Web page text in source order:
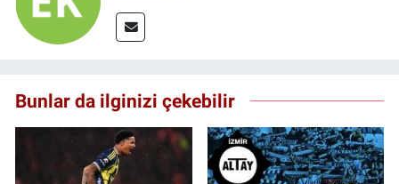
Bunlar da ilginizi çekebilir